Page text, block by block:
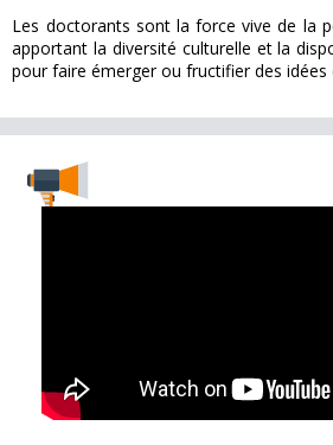
Les doctorants sont la force vive de la
apportant la diversité culturelle et la
pour faire émerger ou fructifier des idées